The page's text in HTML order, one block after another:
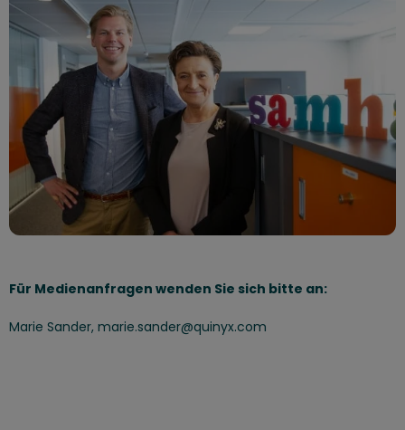
Für Medienanfragen wenden Sie sich bitte an:
Marie Sander, marie.sander@quinyx.com